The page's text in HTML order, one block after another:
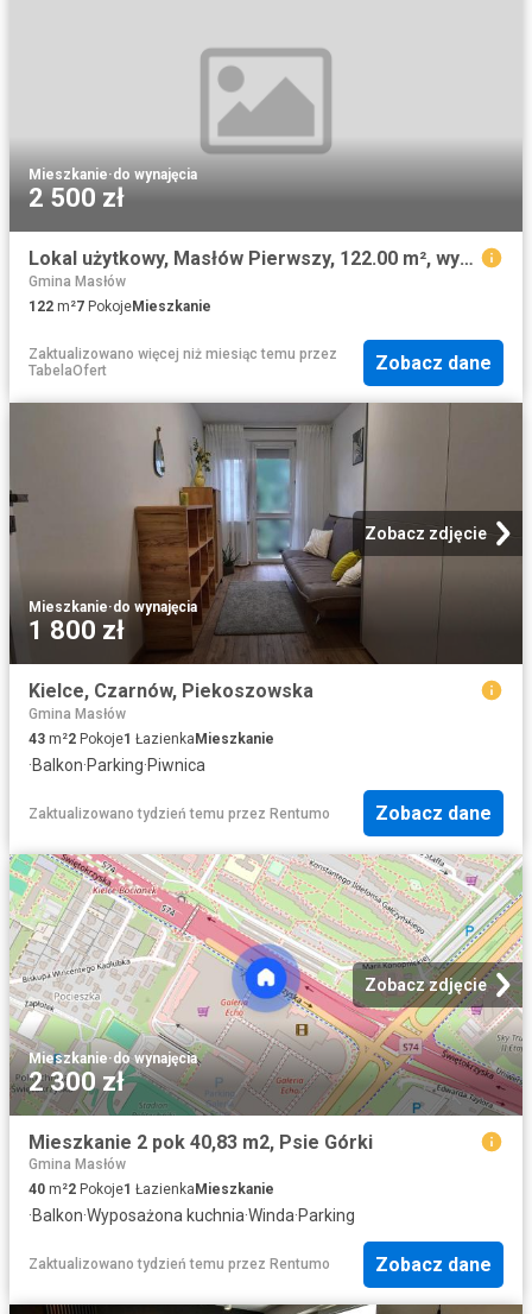
Mieszkanie·do wynajęcia
2 500 zł
Lokal użytkowy, Masłów Pierwszy, 122.00 m², wynajmę lokal użytkowy
Gmina Masłów
122 m²7 PokojeMieszkanie
Zaktualizowano więcej niż miesiąc temu przez
TabelaOfert
Zobacz dane
Zobacz zdjęcie
Mieszkanie·do wynajęcia
1 800 zł
Kielce, Czarnów, Piekoszowska
Gmina Masłów
43 m²2 Pokoje1 ŁazienkaMieszkanie
·Balkon·Parking·Piwnica
Zaktualizowano tydzień temu przez Rentumo Zobacz dane
Zobacz zdjęcie
Mieszkanie·do wynajęcia
2 300 zł
Mieszkanie 2 pok 40,83 m2, Psie Górki
Gmina Masłów
40 m²2 Pokoje1 Łazienka Mieszkanie
·Balkon·Wyposażona kuchnia·Winda·Parking
Zaktualizowano tydzień temu przez Rentumo Zobacz dane